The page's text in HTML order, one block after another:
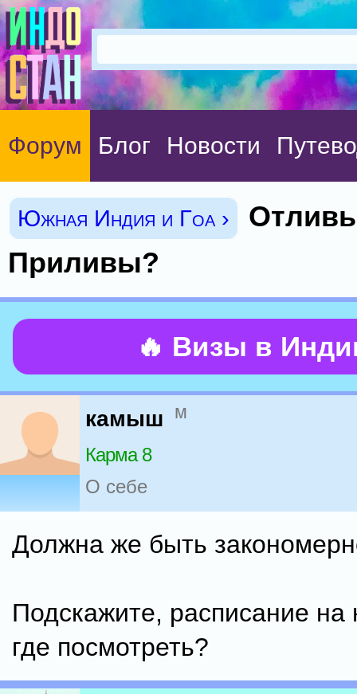
Форум Блог Новости
Южная Индия и Гоа ›
Приливы?
🔥 Визы в
камыш м
Карма 8
О себе
Должна же быть
Подскажите, расписание на
где посмотреть?